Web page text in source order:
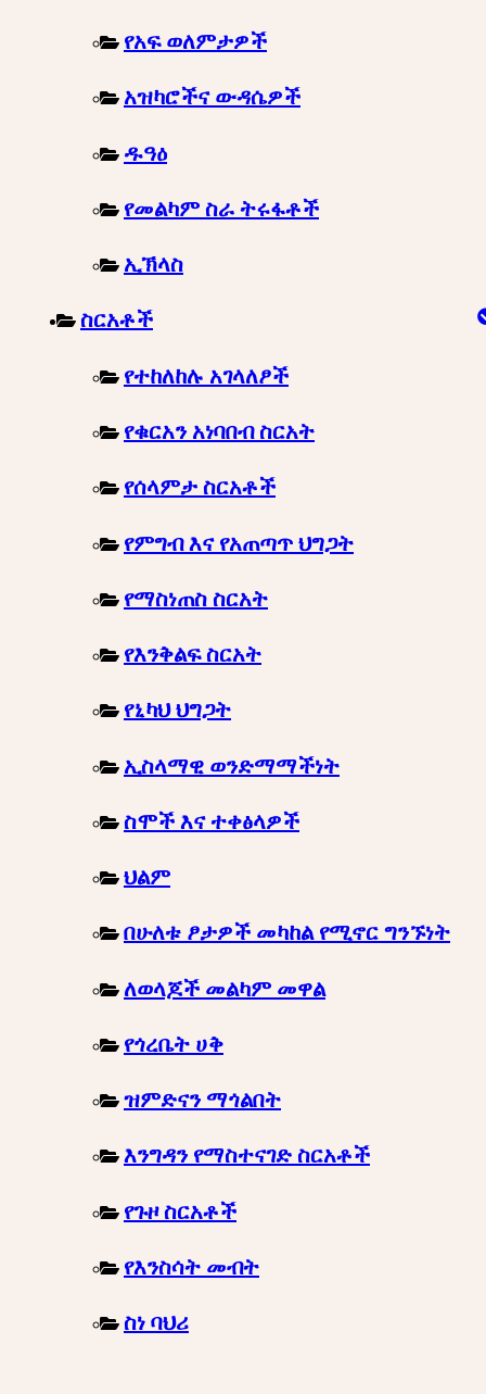
የአፍ ወለምታዎች
አዝካሮችና ውዳሴዎች
ዱዓዕ
የመልካም ስራ ትሩፋቶች
ኢኽላስ
ስርአቶች
የተከለከሉ አገላለፆች
የቁርአን አነባበብ ስርአት
የሰላምታ ስርአቶች
የምግብ እና የአጠጣጥ ህግጋት
የማስነጠስ ስርአት
የእንቅልፍ ስርአት
የኒካህ ህግጋት
ኢስላማዊ ወንድማማችነት
ስሞች እና ተቀፅላዎች
ህልም
በሁለቱ ፆታዎች መካከል የሚኖር ግንኙነት
ለወላጆች መልካም መዋል
የጎረቤት ሀቅ
ዝምድናን ማጎልበት
እንግዳን የማስተናገድ ስርአቶች
የጉዞ ስርአቶች
የእንስሳት መብት
ስነ ባህሪ